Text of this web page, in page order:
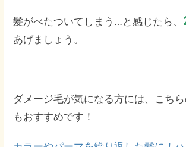
髪がべたついてしまう…と感じたら、
あげましょう。
ダメージ毛が気になる方には、こち
もおすすめです！